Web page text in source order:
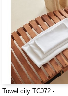
Towel city TC072 -